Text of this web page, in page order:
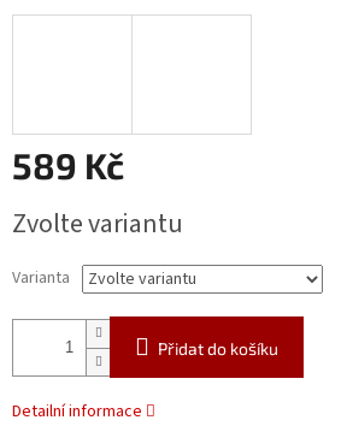
589 Kč
cena:
Zvolte variantu
Varianta
Přidat do košíku
Detailní informace